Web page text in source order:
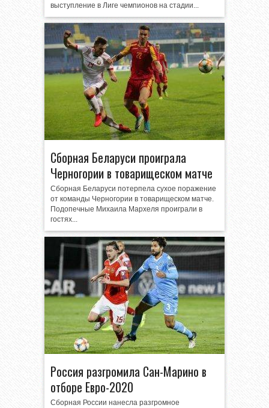
выступление в Лиге чемпионов на стадии...
Сборная Беларуси проиграла
Черногории в товарищеском матче
Сборная Беларуси потерпела сухое поражение
от команды Черногории в товарищеском матче.
Подопечные Михаила Мархеля проиграли в
гостях...
Россия разгромила Сан-Марино в
отборе Евро-2020
Сборная России нанесла разгромное